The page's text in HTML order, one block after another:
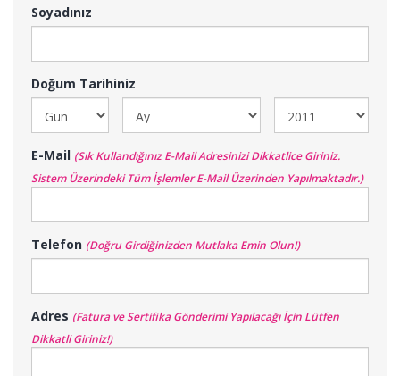
Soyadınız
Doğum Tarihiniz
E-Mail (Sık Kullandığınız E-Mail Adresinizi Dikkatlice Giriniz.
Sistem Üzerindeki Tüm İşlemler E-Mail Üzerinden Yapılmaktadır.)
Telefon (Doğru Girdiğinizden Mutlaka Emin Olun!)
Adres (Fatura ve Sertifika Gönderimi Yapılacağı İçin Lütfen
Dikkatli Giriniz!)